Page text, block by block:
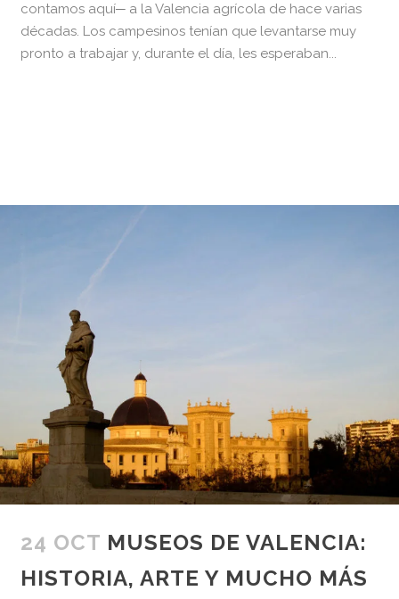
contamos aquí─ a la Valencia agrícola de hace varias
décadas. Los campesinos tenían que levantarse muy
pronto a trabajar y, durante el día, les esperaban...
24 OCT MUSEOS DE VALENCIA:
HISTORIA, ARTE Y MUCHO MÁS